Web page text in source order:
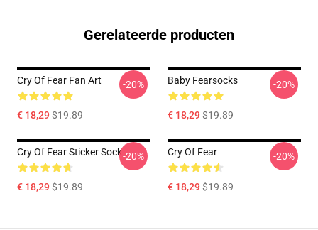
Gerelateerde producten
Cry Of Fear Fan Art
€ 18,29$19.89
-20% Baby Fearsocks
€ 18,29$19.89
-20%
Cry Of Fear Sticker Sock
€ 18,29$19.89
-20% Cry Of Fear
€ 18,29$19.89
-20%